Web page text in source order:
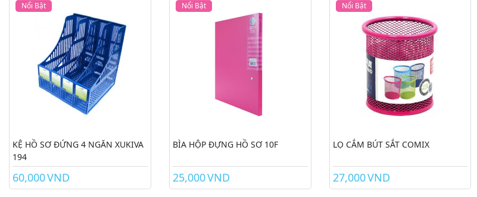
Nổi Bật
KỆ HỒ SƠ ĐỨNG 4 NGĂN XUKIVA
194
60,000VND
Nổi Bật
BÌA HỘP ĐỰNG HỒ SƠ 10F
25,000VND
Nổi Bật
LỌ CẮM BÚT SẮT COMIX
27,000VND